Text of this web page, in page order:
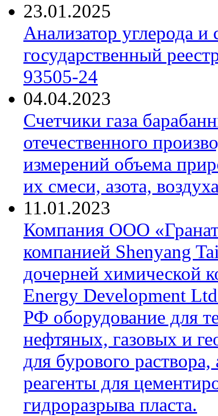
23.01.2025
Анализатор углерода
государственный
93505-24
04.04.2023
Счетчики газа
отечественного
измерений объема
их смеси, азота,
11.01.2023
Компания ООО
компанией Shenyang
дочерней химической
Energy Development
РФ оборудование для
нефтяных, газовых и
для бурового
реагенты для
гидроразрыва пласта.